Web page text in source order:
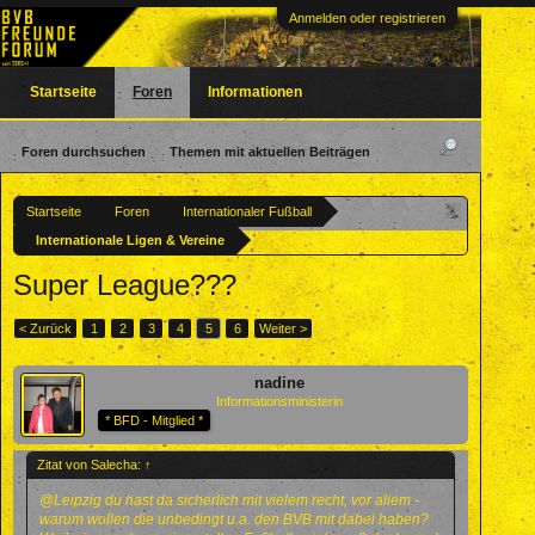
Anmelden oder registrieren
Startseite Foren
Internationaler Fußball
Internationale Ligen & Vereine
Super League???
< Zurück 1 2 3 4 5 6 Weiter >
nadine
Informationsministerin
* BFD - Mitglied *
Zitat von Salecha: ↑
@Leipzig du hast da sicherlich mit vielem recht, vor allem -
warum wollen die unbedingt u.a. den BVB mit dabei haben?
Startseite Foren
Foren durchsuchen Themen mit aktuellen Beiträgen
Informationen